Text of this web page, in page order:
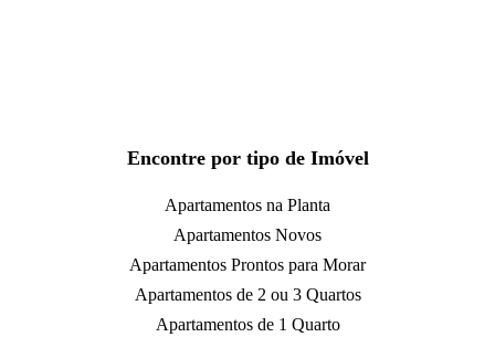
Encontre por tipo de Imóvel
Apartamentos na Planta
Apartamentos Novos
Apartamentos Prontos para Morar
Apartamentos de 2 ou 3 Quartos
Apartamentos de 1 Quarto